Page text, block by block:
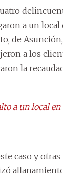
a un local
de
a los
la
a un local en
caso y otras